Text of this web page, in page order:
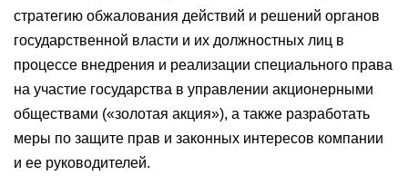
стратегию обжалования действий и решений органов
государственной власти и их должностных лиц в
процессе внедрения и реализации специального права
на участие государства в управлении акционерными
обществами («золотая акция»), а также разработать
меры по защите прав и законных интересов компании
и ее руководителей.